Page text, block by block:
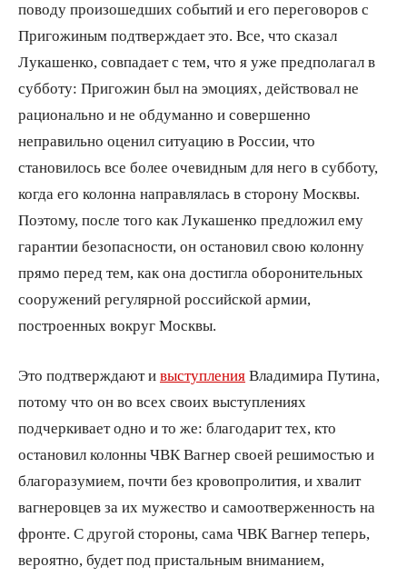
поводу произошедших событий и его переговоров с
Пригожиным подтверждает это. Все, что сказал
Лукашенко, совпадает с тем, что я уже предполагал в
субботу: Пригожин был на эмоциях, действовал не
рационально и не обдуманно и совершенно
неправильно оценил ситуацию в России, что
становилось все более очевидным для него в субботу,
когда его колонна направлялась в сторону Москвы.
Поэтому, после того как Лукашенко предложил ему
гарантии безопасности, он остановил свою колонну
прямо перед тем, как она достигла оборонительных
сооружений регулярной российской армии,
построенных вокруг Москвы.
Это подтверждают и выступления Владимира Путина,
потому что он во всех своих выступлениях
подчеркивает одно и то же: благодарит тех, кто
остановил колонны ЧВК Вагнер своей решимостью и
благоразумием, почти без кровопролития, и хвалит
вагнеровцев за их мужество и самоотверженность на
фронте. С другой стороны, сама ЧВК Вагнер теперь,
вероятно, будет под пристальным вниманием,